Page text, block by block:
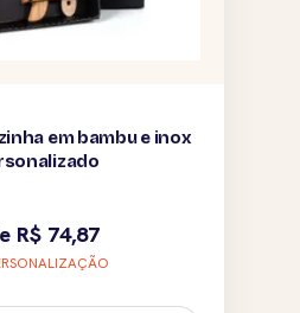
em bambu e inox
R$ 74,87